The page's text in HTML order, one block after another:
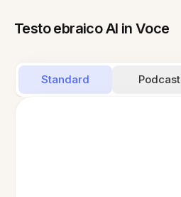
Testo ebraico AI in Voce
Standard Podcast